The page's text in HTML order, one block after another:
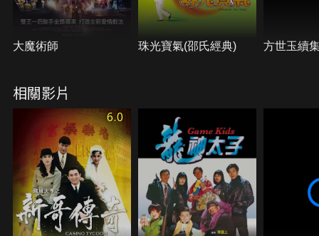
大魔術師 珠光寶氣(邵氏經典) 方世玉續
相關影片
6.0